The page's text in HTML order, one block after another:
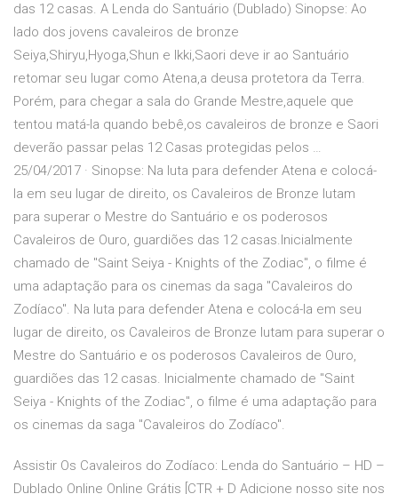
das 12 casas. A Lenda do Santuário (Dublado) Sinopse: Ao
lado dos jovens cavaleiros de bronze
Seiya,Shiryu,Hyoga,Shun e Ikki,Saori deve ir ao Santuário
retomar seu lugar como Atena,a deusa protetora da Terra.
Porém, para chegar a sala do Grande Mestre,aquele que
tentou matá-la quando bebê,os cavaleiros de bronze e Saori
deverão passar pelas 12 Casas protegidas pelos …
25/04/2017 · Sinopse: Na luta para defender Atena e colocá-
la em seu lugar de direito, os Cavaleiros de Bronze lutam
para superar o Mestre do Santuário e os poderosos
Cavaleiros de Ouro, guardiões das 12 casas.Inicialmente
chamado de "Saint Seiya - Knights of the Zodiac", o filme é
uma adaptação para os cinemas da saga "Cavaleiros do
Zodíaco". Na luta para defender Atena e colocá-la em seu
lugar de direito, os Cavaleiros de Bronze lutam para superar o
Mestre do Santuário e os poderosos Cavaleiros de Ouro,
guardiões das 12 casas. Inicialmente chamado de "Saint
Seiya - Knights of the Zodiac", o filme é uma adaptação para
os cinemas da saga "Cavaleiros do Zodíaco".
Assistir Os Cavaleiros do Zodíaco: Lenda do Santuário – HD –
Dublado Online Online Grátis [CTR + D Adicione nosso site nos